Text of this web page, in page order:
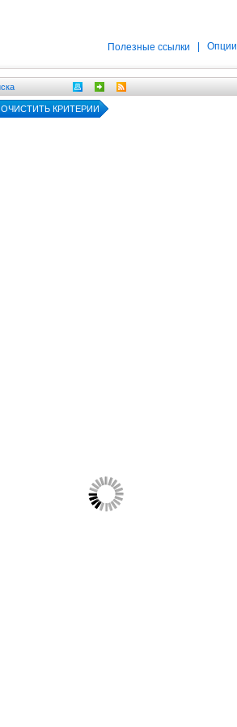
Полезные ссылки Опции
ОЧИСТИТЬ КРИТЕРИИ